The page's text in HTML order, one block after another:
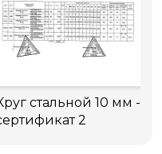
стальной 10 мм -
2